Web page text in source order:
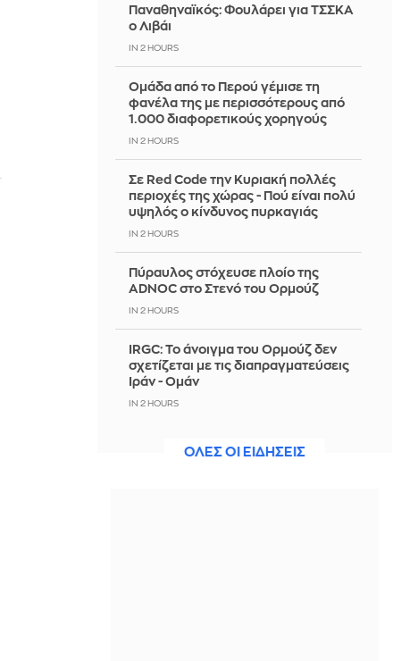
Παναθηναϊκός: Φουλάρει για ΤΣΣΚΑ
ο Λιβάι
IN 2 HOURS
Ομάδα από το Περού γέμισε τη
φανέλα της με περισσότερους από
1.000 διαφορετικούς χορηγούς
IN 2 HOURS
Σε Red Code την Κυριακή πολλές
περιοχές της χώρας - Πού είναι πολύ
υψηλός ο κίνδυνος πυρκαγιάς
IN 2 HOURS
Πύραυλος στόχευσε πλοίο της
ADNOC στο Στενό του Ορμούζ
IN 2 HOURS
IRGC: Το άνοιγμα του Ορμούζ δεν
σχετίζεται με τις διαπραγματεύσεις
Ιράν - Ομάν
IN 2 HOURS
δέχτηκε για τον σκύλο της, εφερε
ΟΛΕΣ ΟΙ ΕΙΔΗΣΕΙΣ